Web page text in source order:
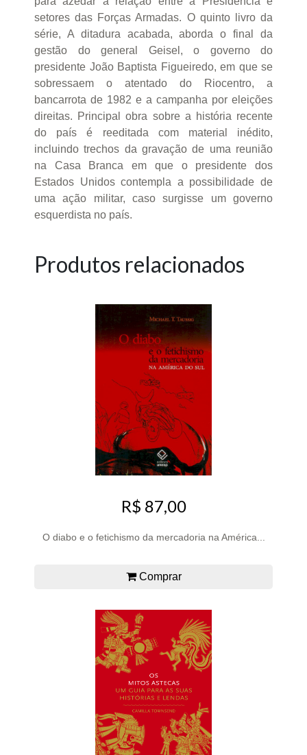
setores das Forças Armadas. O quinto livro da
série, A ditadura acabada, aborda o final da
gestão do general Geisel, o governo do
presidente João Baptista Figueiredo, em que se
sobressaem o atentado do Riocentro, a
bancarrota de 1982 e a campanha por eleições
direitas. Principal obra sobre a história recente
do país é reeditada com material inédito,
incluindo trechos da gravação de uma reunião
na Casa Branca em que o presidente dos
Estados Unidos contempla a possibilidade de
uma ação militar, caso surgisse um governo
esquerdista no país.
Produtos relacionados
R$ 87,00
O diabo e o fetichismo da mercadoria na América...
Comprar